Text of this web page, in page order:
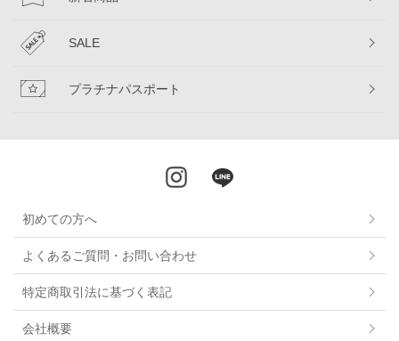
SALE
プラチナパスポート
初めての方へ
よくあるご質問・お問い合わせ
特定商取引法に基づく表記
会社概要